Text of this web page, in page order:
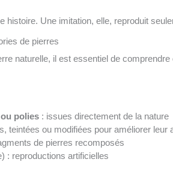
histoire. Une imitation, elle, reproduit
de pierres
naturelle, il est essentiel de
polies: issues directement de la nature
teintées ou modifiées pour améliorer leur
de pierres recomposés
: reproductions artificielles